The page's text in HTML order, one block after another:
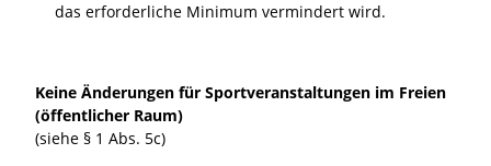
das erforderliche Minimum vermindert wird.
Keine Änderungen für Sportveranstaltungen im Freien
(öffentlicher Raum)
(siehe § 1 Abs. 5c)